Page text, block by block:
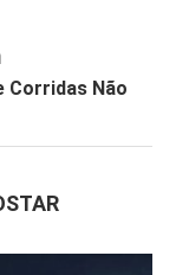
Corridas Não